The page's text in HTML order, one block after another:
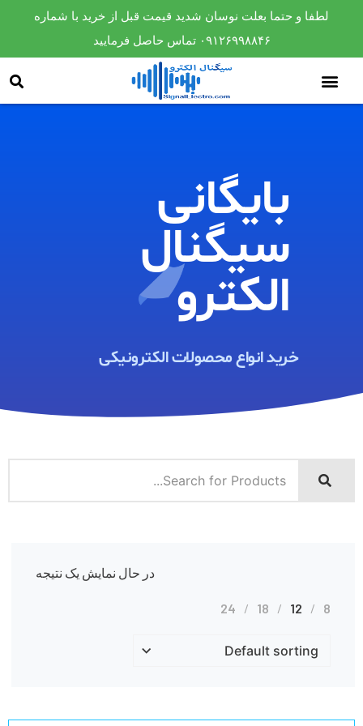
لطفا و حتما بعلت نوسان شدید قیمت قبل از خرید با شماره
۰۹۱۲۶۹۹۸۸۴۶ تماس حاصل فرمایید
بایگانی
سیگنال
الکترو​
خرید انواع محصولات الکترونیکی ​
در حال نمایش یک نتیجه
8
12
18
24